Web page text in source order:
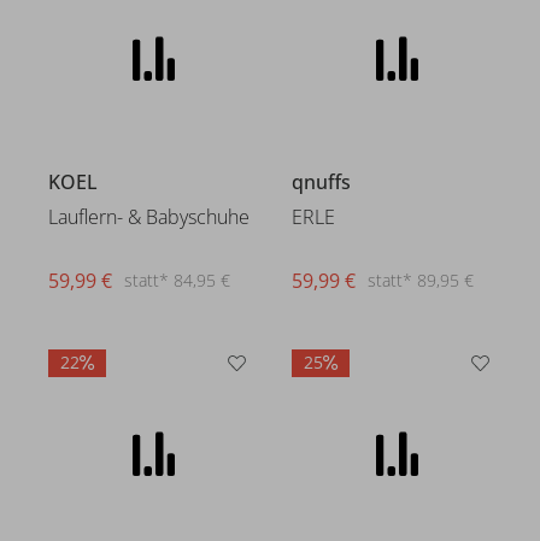
KOEL
Lauflern- & Babyschuhe
statt* 84,95 €
59,99 €
qnuffs
ERLE
statt* 89,95 €
59,99 €
22 25